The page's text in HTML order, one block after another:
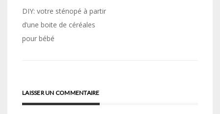
Navigation
de
l’article
DIY: votre sténopé à partir
d’une boite de céréales
pour bébé
LAISSER UN COMMENTAIRE